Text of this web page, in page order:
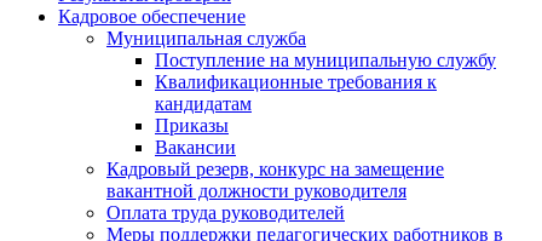
Кадровое обеспечение
Муниципальная служба
Поступление на муниципальную службу
Квалификационные требования к
кандидатам
Приказы
Вакансии
Кадровый резерв, конкурс на замещение
вакантной должности руководителя
Оплата труда руководителей
Меры поддержки педагогических работников в